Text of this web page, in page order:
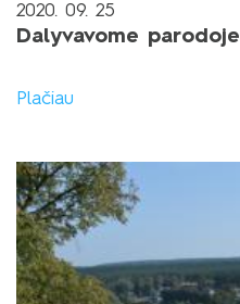
2020. 09. 25
Dalyvavome parodoje
Plačiau